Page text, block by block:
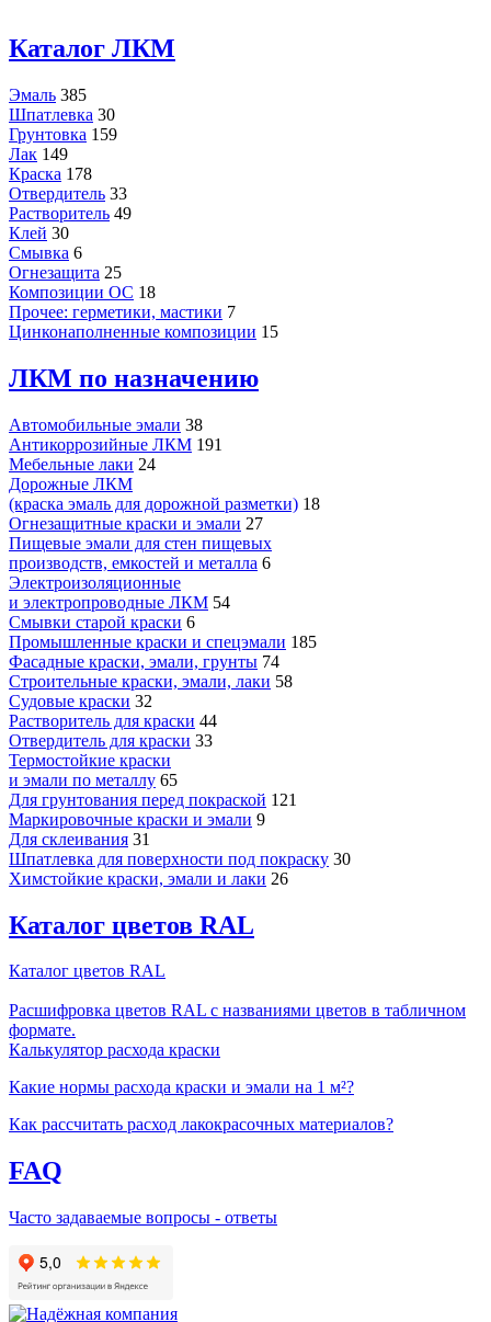
Каталог ЛКМ
Эмаль 385
Шпатлевка 30
Грунтовка 159
Лак 149
Краска 178
Отвердитель 33
Растворитель 49
Клей 30
Смывка 6
Огнезащита 25
Композиции ОС 18
Прочее: герметики, мастики 7
Цинконаполненные композиции 15
ЛКМ по назначению
Автомобильные эмали 38
Антикоррозийные ЛКМ 191
Мебельные лаки 24
Дорожные ЛКМ
(краска эмаль для дорожной разметки) 18
Огнезащитные краски и эмали 27
Пищевые эмали для стен пищевых
производств, емкостей и металла 6
Электроизоляционные
и электропроводные ЛКМ 54
Смывки старой краски 6
Промышленные краски и спецэмали 185
Фасадные краски, эмали, грунты 74
Строительные краски, эмали, лаки 58
Судовые краски 32
Растворитель для краски 44
Отвердитель для краски 33
Термостойкие краски
и эмали по металлу 65
Для грунтования перед покраской 121
Маркировочные краски и эмали 9
Для склеивания 31
Шпатлевка для поверхности под покраску 30
Химстойкие краски, эмали и лаки 26
Каталог цветов RAL
Каталог цветов RAL
Расшифровка цветов RAL с названиями цветов в табличном
формате.
Калькулятор расхода краски
Какие нормы расхода краски и эмали на 1 м²?
Как рассчитать расход лакокрасочных материалов?
FAQ
Часто задаваемые вопросы - ответы